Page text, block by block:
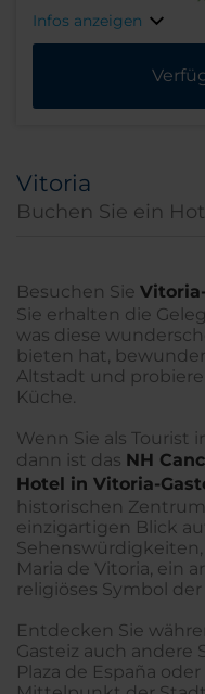
Infos anzeigen
Vitoria
Buchen Sie ein
Besuchen Sie
Sie erhalten die
was diese
bieten hat,
Altstadt und
Küche.
Wenn Sie als Tourist
dann ist das NH
Hotel in Vitoria-
historischen
einzigartigen Blick
Maria de Vitoria, ein
religiöses Symbol
Entdecken Sie
Gasteiz auch andere
Plaza de España